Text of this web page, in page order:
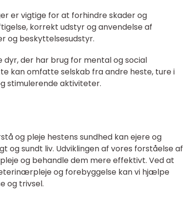
er vigtige for at forhindre skader og
korrekt udstyr og anvendelse af
og beskyttelsesudstyr.
dyr, der har brug for mental og social
kan omfatte selskab fra andre heste, ture i
stimulerende aktiviteter.
og pleje hestens sundhed kan ejere og
sundt liv. Udviklingen af vores forståelse af
og behandle dem mere effektivt. Ved at
og forebyggelse kan vi hjælpe
og trivsel.